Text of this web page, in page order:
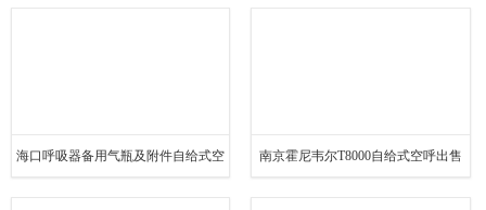
海口呼吸器备用气瓶及附件自给式空 南京霍尼韦尔T8000自给式空呼出售